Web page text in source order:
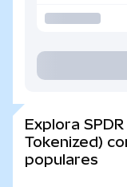
Explora
Tokenized)
populares